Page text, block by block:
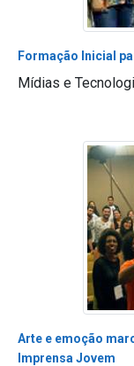
Formação Inicial
Mídias e
Arte e emoção
Imprensa Jovem